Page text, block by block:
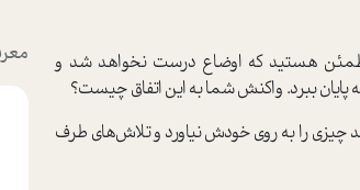
مطمئن هستید که اوضاع درست نخواهد شد و
پایان ببرد. واکنش شما به این اتفاق چیست؟
چیزی را به روی خودش نیاورد و تلاش‌های طرف